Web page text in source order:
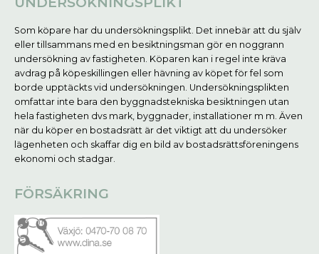
Som köpare har du undersökningsplikt. Det innebär att du själv
eller tillsammans med en besiktningsman gör en noggrann
undersökning av fastigheten. Köparen kan i regel inte kräva
avdrag på köpeskillingen eller hävning av köpet för fel som
borde upptäckts vid undersökningen. Undersökningsplikten
omfattar inte bara den byggnadstekniska besiktningen utan
hela fastigheten dvs mark, byggnader, installationer m m. Även
när du köper en bostadsrätt är det viktigt att du undersöker
lägenheten och skaffar dig en bild av bostadsrättsföreningens
ekonomi och stadgar.
FÖRSÄKRING